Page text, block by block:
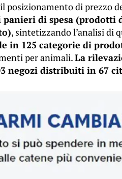
posizionamento di prezzo
panieri di spesa (prodotti
, sintetizzando l’analisi di
in 125 categorie di
per animali.La
negozi distribuiti in 67